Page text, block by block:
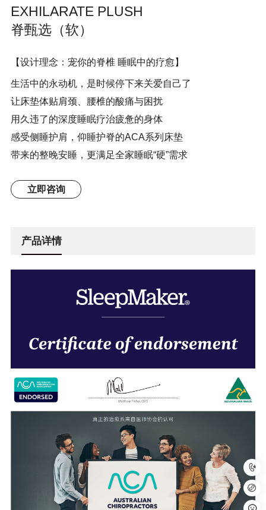
EXHILARATE PLUSH
脊甄选（软）
【设计理念：宠你的脊椎 睡眠中的疗愈】
生活中的永动机，是时候停下来关爱自己了
让床垫体贴肩颈、腰椎的酸痛与困扰
用久违了的深度睡眠疗治疲惫的身体
感受侧睡护肩，仰睡护脊的ACA系列床垫
带来的整晚安睡，更满足全家睡眠“硬”需求
立即咨询
产品详情